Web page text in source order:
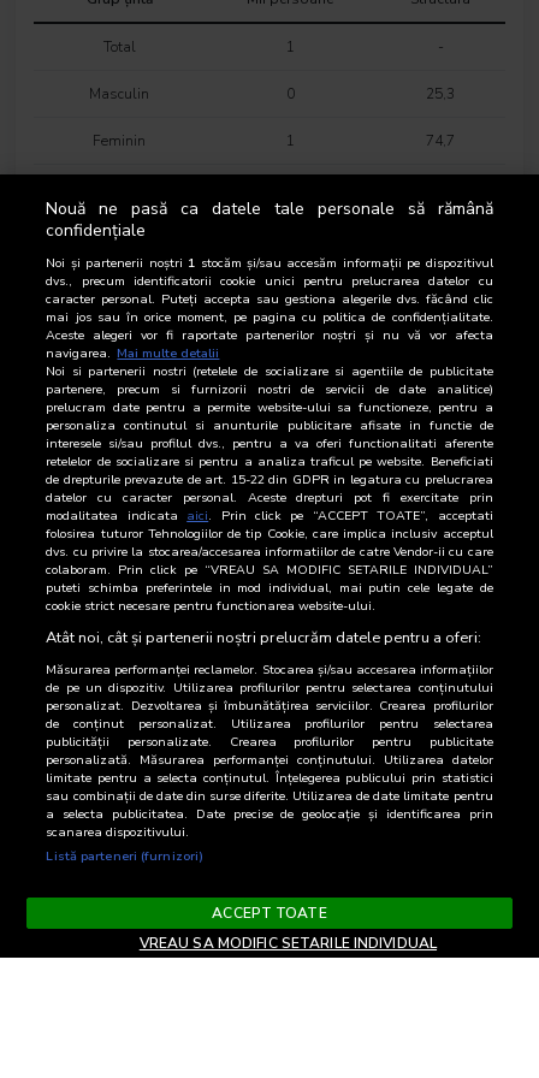
Total 1 -
Masculin 0 25,3
Feminin 1 74,7
19-24 ani
25-34 ani 0 11,7
35-44 ani 13,7
45-54 ani 0 18,2
55-64 ani 0 23,7
65-74 ani 0 26,4
Categoria AB 0 37,1
Categoria C 0 26,2
Categoria DE 0
Nouă ne pasă ca datele tale personale să rămână
confidențiale
Noi și partenerii noștri 1 stocăm și/sau accesăm informații pe dispozitivul
dvs., precum identificatorii cookie unici pentru prelucrarea datelor cu
caracter personal. Puteți accepta sau gestiona alegerile dvs. făcând clic
mai jos sau în orice moment, pe pagina cu politica de confidențialitate.
Aceste alegeri vor fi raportate partenerilor noștri și nu vă vor afecta
navigarea. Mai multe detalii
Noi si partenerii nostri (retelele de socializare si agentiile de publicitate
partenere, precum si furnizorii nostri de servicii de date analitice)
prelucram date pentru a permite website-ului sa functioneze, pentru a
personaliza continutul si anunturile publicitare afisate in functie de
interesele si/sau profilul dvs., pentru a va oferi functionalitati aferente
retelelor de socializare si pentru a analiza traficul pe website. Beneficiati
de drepturile prevazute de art. 15-22 din GDPR in legatura cu prelucrarea
datelor cu caracter personal. Aceste drepturi pot fi exercitate prin
modalitatea indicata aici. Prin click pe “ACCEPT TOATE”, acceptati
folosirea tuturor Tehnologiilor de tip Cookie, care implica inclusiv acceptul
dvs. cu privire la stocarea/accesarea informatiilor de catre Vendor-ii cu care
colaboram. Prin click pe “VREAU SA MODIFIC SETARILE INDIVIDUAL”
puteti schimba preferintele in mod individual, mai putin cele legate de
cookie strict necesare pentru functionarea website-ului.
Atât noi, cât și partenerii noștri prelucrăm datele pentru a oferi:
Măsurarea performanței reclamelor. Stocarea și/sau accesarea informațiilor
de pe un dispozitiv. Utilizarea profilurilor pentru selectarea conținutului
personalizat. Dezvoltarea și îmbunătățirea serviciilor. Crearea profilurilor
de conținut personalizat. Utilizarea profilurilor pentru selectarea
publicității personalizate. Crearea profilurilor pentru publicitate
personalizată. Măsurarea performanței conținutului. Utilizarea datelor
limitate pentru a selecta conținutul. Înțelegerea publicului prin statistici
sau combinații de date din surse diferite. Utilizarea de date limitate pentru
a selecta publicitatea. Date precise de geolocație și identificarea prin
scanarea dispozitivului.
Listă parteneri (furnizori)
ACCEPT TOATE
VREAU SA MODIFIC SETARILE INDIVIDUAL